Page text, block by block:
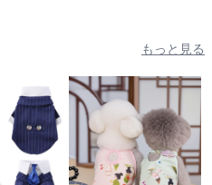
もっと見る